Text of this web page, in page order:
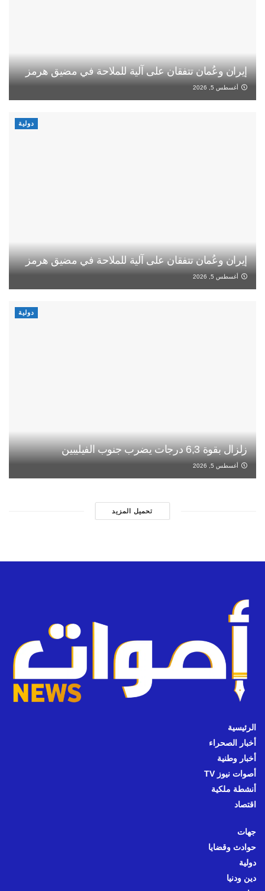
إيران وعُمان تتفقان على آلية للملاحة في مضيق هرمز
أغسطس 5, 2026
دولية
إيران وعُمان تتفقان على آلية للملاحة في مضيق هرمز
أغسطس 5, 2026
دولية
زلزال بقوة 6,3 درجات يضرب جنوب الفيليبين
أغسطس 5, 2026
تحميل المزيد
الرئيسية
أخبار الصحراء
أخبار وطنية
أصوات نيوز TV
أنشطة ملكية
اقتصاد
جهات
حوادث وقضايا
دولية
دين ودنيا